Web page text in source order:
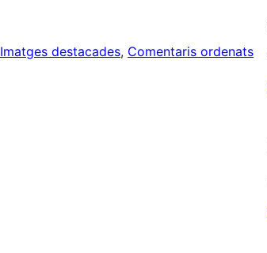
Imatges destacades, Comentaris ordenats